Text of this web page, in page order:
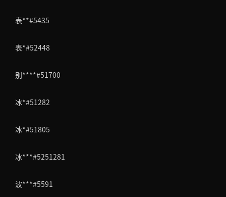
表**#5435
表*#52448
别****#51700
冰*#51282
冰*#51805
冰***#5251281
波***#5591